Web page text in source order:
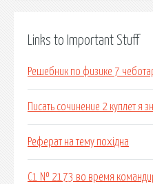
Links to Important Stuff
Решебник по физике 7
Писать сочинение 2 куплет я
Реферат на тему похідна
C1 № 2173 во время